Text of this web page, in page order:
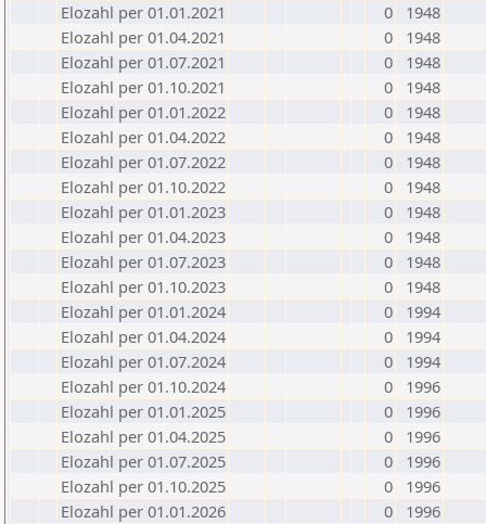
Elozahl per 01.01.2021
0
1948
Elozahl per 01.04.2021
0
1948
Elozahl per 01.07.2021
0
1948
Elozahl per 01.10.2021
0
1948
Elozahl per 01.01.2022
0
1948
Elozahl per 01.04.2022
0
1948
Elozahl per 01.07.2022
0
1948
Elozahl per 01.10.2022
0
1948
Elozahl per 01.01.2023
0
1948
Elozahl per 01.04.2023
0
1948
Elozahl per 01.07.2023
0
1948
Elozahl per 01.10.2023
0
1948
Elozahl per 01.01.2024
0
1994
Elozahl per 01.04.2024
0
1994
Elozahl per 01.07.2024
0
1994
Elozahl per 01.10.2024
0
1996
Elozahl per 01.01.2025
0
1996
Elozahl per 01.04.2025
0
1996
Elozahl per 01.07.2025
0
1996
Elozahl per 01.10.2025
0
1996
Elozahl per 01.01.2026
0
1996